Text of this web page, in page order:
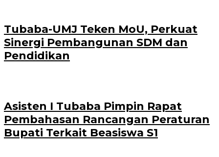
Tubaba-UMJ Teken MoU, Perkuat
Sinergi Pembangunan SDM dan
Pendidikan
Asisten I Tubaba Pimpin Rapat
Pembahasan Rancangan Peraturan
Bupati Terkait Beasiswa S1